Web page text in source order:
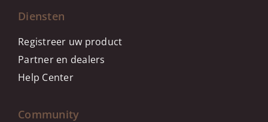
Diensten
Registreer uw product
Partner en dealers
Help Center
Community